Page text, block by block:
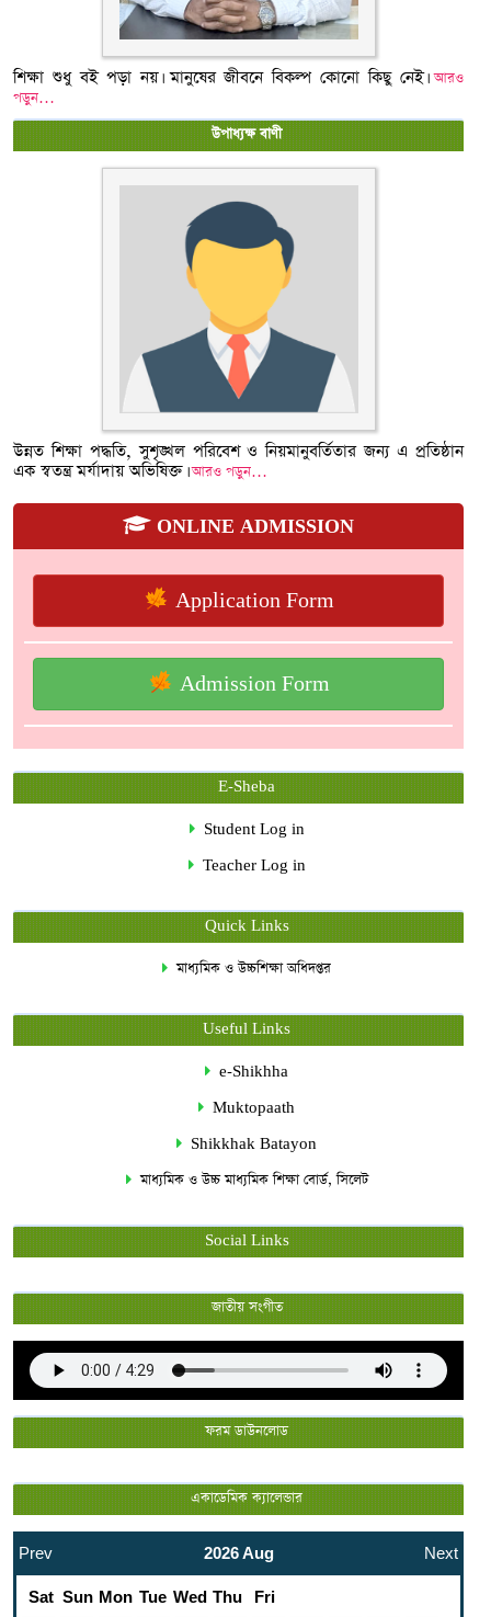
শিক্ষা শুধু বই পড়া নয়। মানুষের জীবনে বিকল্প কোনো কিছু নেই।আরও
পড়ুন…
উপাধ্যক্ষ বাণী
উন্নত শিক্ষা পদ্ধতি, সুশৃঙ্খল পরিবেশ ও নিয়মানুবর্তিতার জন্য এ প্রতিষ্ঠান
এক স্বতন্ত্র মর্যাদায় অভিষিক্ত।আরও পড়ুন…
ONLINE ADMISSION
Application Form
Admission Form
E-Sheba
Student Log in
Teacher Log in
Quick Links
মাধ্যমিক ও উচ্চশিক্ষা অধিদপ্তর
Useful Links
e-Shikhha
Muktopaath
Shikkhak Batayon
মাধ্যমিক ও উচ্চ মাধ্যমিক শিক্ষা বোর্ড, সিলেট
Social Links
জাতীয় সংগীত
ফরম ডাউনলোড
একাডেমিক ক্যালেন্ডার
Prev 2026 Aug Next
Sat Sun Mon Tue Wed Thu
Fri